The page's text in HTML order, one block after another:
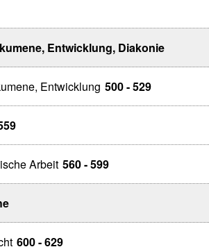
Entwicklung, Diakonie
Entwicklung 500 - 529
Arbeit 560 - 599
600 - 629